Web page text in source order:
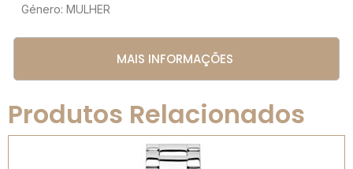
Género: MULHER
MAIS INFORMAÇÕES
Produtos Relacionados